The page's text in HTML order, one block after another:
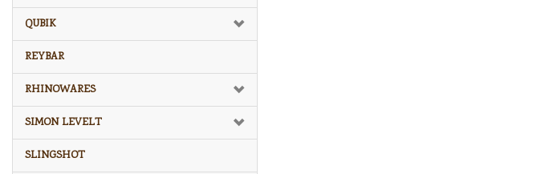
QUBIK
REYBAR
RHINOWARES
SIMON LEVELT
SLINGSHOT